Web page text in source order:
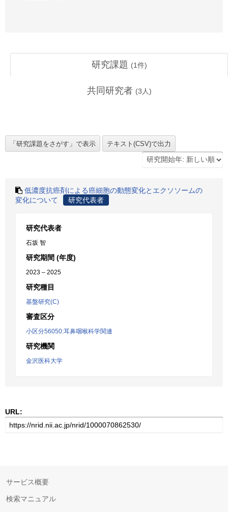
研究課題 (1件)
共同研究者 (3 人)
低濃度抗癌剤による癌細胞の動態変化とエクソソームの
変化について
研究代表者
研究代表者
石坂 智
研究期間 (年度)
2023 – 2025
研究種目
基盤研究(C)
審査区分
小区分56050:耳鼻咽喉科学関連
研究機関
金沢医科大学
URL:
サービス概要
検索マニュアル